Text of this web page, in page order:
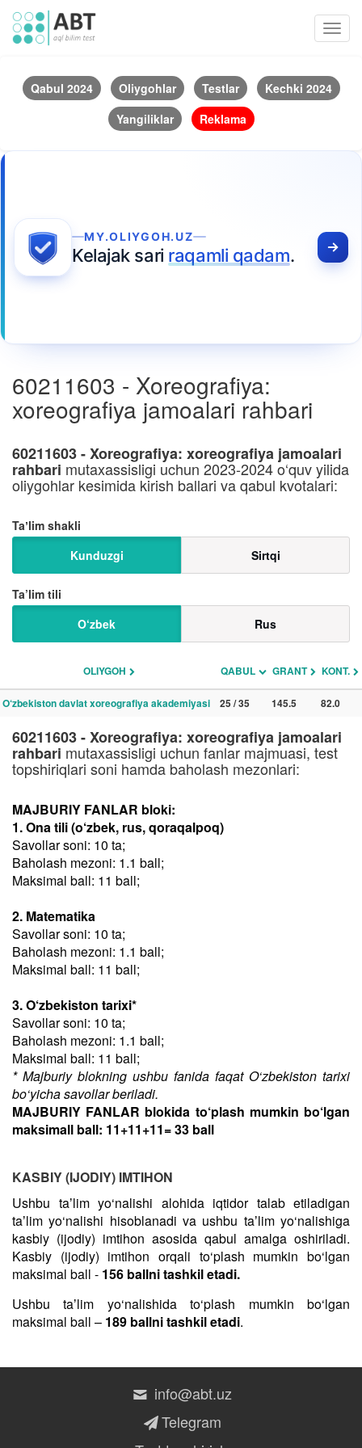
Qabul 2024 Oliygohlar Testlar
Kechki 2024
Yangiliklar
Reklama
MY.OLIYGOH.UZ
Kelajak sari raqamli qadam.
60211603 - Xoreografiya:
xoreografiya jamoalari rahbari
60211603 - Xoreografiya: xoreografiya jamoalari
rahbari mutaxassisligi uchun 2023-2024 o‘quv yilida
oliygohlar kesimida kirish ballari va qabul kvotalari:
Taʼlim shakli
Kunduzgi
Sirtqi
Ta’lim tili
O‘zbek
Rus
OLIYGOH QABUL GRANT KONT.
O‘zbekiston davlat xoreografiya akademiyasi 25 / 35 145.5 82.0
60211603 - Xoreografiya: xoreografiya jamoalari
rahbari mutaxassisligi uchun fanlar majmuasi, test
topshiriqlari soni hamda baholash mezonlari:
MAJBURIY FANLAR bloki:
1. Ona tili (o‘zbek, rus, qoraqalpoq)
Savollar soni: 10 ta;
Baholash mezoni: 1.1 ball;
Maksimal ball: 11 ball;
2. Matematika
Savollar soni: 10 ta;
Baholash mezoni: 1.1 ball;
Maksimal ball: 11 ball;
3. O‘zbekiston tarixi*
Savollar soni: 10 ta;
Baholash mezoni: 1.1 ball;
Maksimal ball: 11 ball;
* Majburiy blokning ushbu fanida faqat O‘zbekiston tarixi
bo‘yicha savollar beriladi.
MAJBURIY FANLAR blokida to‘plash mumkin bo‘lgan
maksimall ball: 11+11+11= 33 ball
KASBIY (IJODIY) IMTIHON
Ushbu taʼlim yo‘nalishi alohida iqtidor talab etiladigan
taʼlim yo‘nalishi hisoblanadi va ushbu taʼlim yo‘nalishiga
kasbiy (ijodiy) imtihon asosida qabul amalga oshiriladi.
Kasbiy (ijodiy) imtihon orqali to‘plash mumkin bo‘lgan
maksimal ball - 156 ballni tashkil etadi.
Ushbu taʼlim yo‘nalishida to‘plash mumkin bo‘lgan
maksimal ball – 189 ballni tashkil etadi.
info@abt.uz
Telegram